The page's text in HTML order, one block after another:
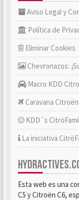
Aviso Legal y
Política de
Eliminar Cookies
Chevronazos:
Macro KDD
Caravana
KDD´s
La iniciativa
Esta web es una
C5 y Citroën C6,